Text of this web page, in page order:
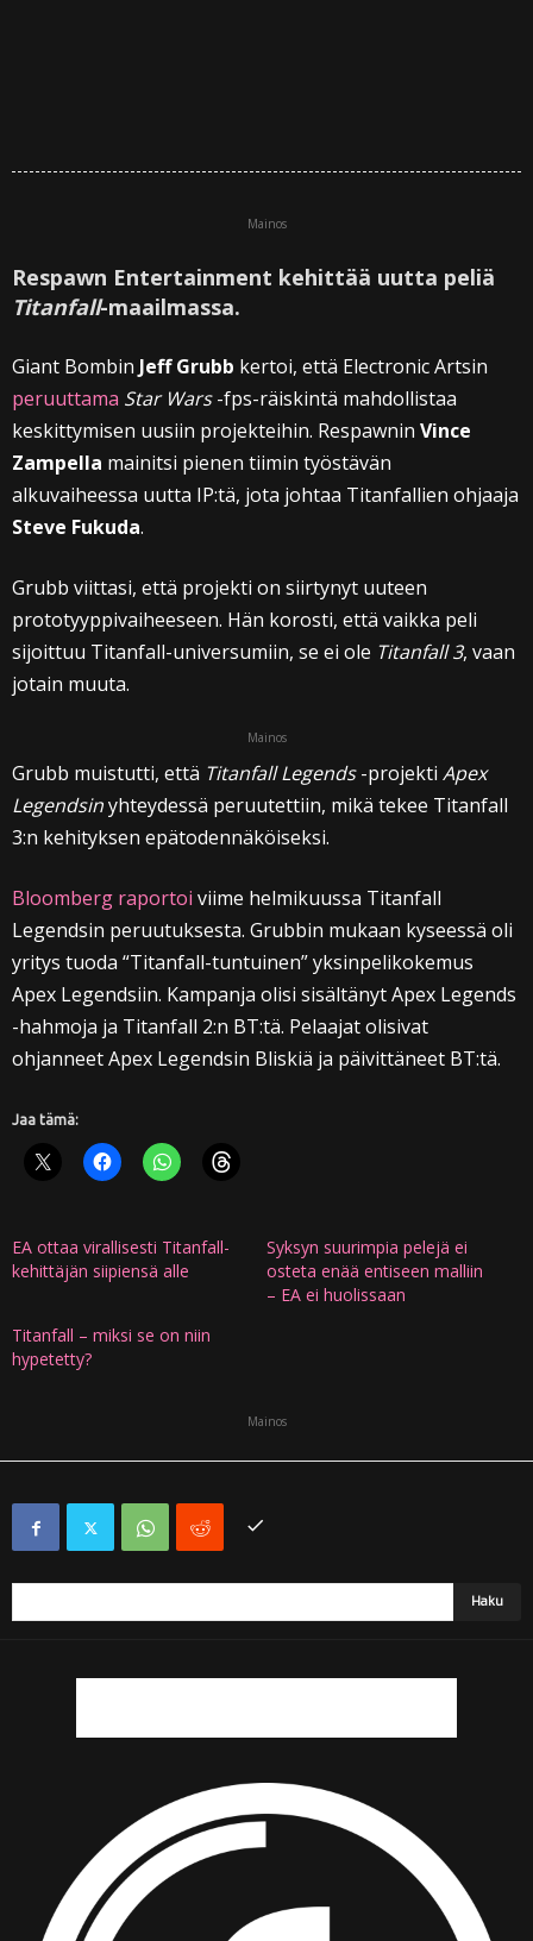
Mainos
Respawn Entertainment kehittää uutta peliä
Titanfall-maailmassa.
Giant Bombin Jeff Grubb kertoi, että Electronic Artsin
peruuttama Star Wars-fps-räiskintä mahdollistaa
keskittymisen uusiin projekteihin. Respawnin Vince
Zampella mainitsi pienen tiimin työstävän
alkuvaiheessa uutta IP:tä, jota johtaa Titanfallien ohjaaja
Steve Fukuda.
Grubb viittasi, että projekti on siirtynyt uuteen
prototyyppivaiheeseen. Hän korosti, että vaikka peli
sijoittuu Titanfall-universumiin, se ei ole Titanfall 3, vaan
jotain muuta.
Mainos
Grubb muistutti, että Titanfall Legends-projekti Apex
Legendsinyhteydessä peruutettiin, mikä tekee Titanfall
3:n kehityksen epätodennäköiseksi.
Bloomberg raportoi viime helmikuussa Titanfall
Legendsin peruutuksesta. Grubbin mukaan kyseessä oli
yritys tuoda “Titanfall-tuntuinen” yksinpelikokemus
Apex Legendsiin. Kampanja olisi sisältänyt Apex Legends
-hahmoja ja Titanfall 2:n BT:tä. Pelaajat olisivat
ohjanneet Apex Legendsin Bliskiä ja päivittäneet BT:tä.
Jaa tämä:
EA ottaa virallisesti Titanfall-
kehittäjän siipiensä alle
Syksyn suurimpia pelejä ei
osteta enää entiseen malliin
– EA ei huolissaan
Titanfall – miksi se on niin
hypetetty?
Mainos